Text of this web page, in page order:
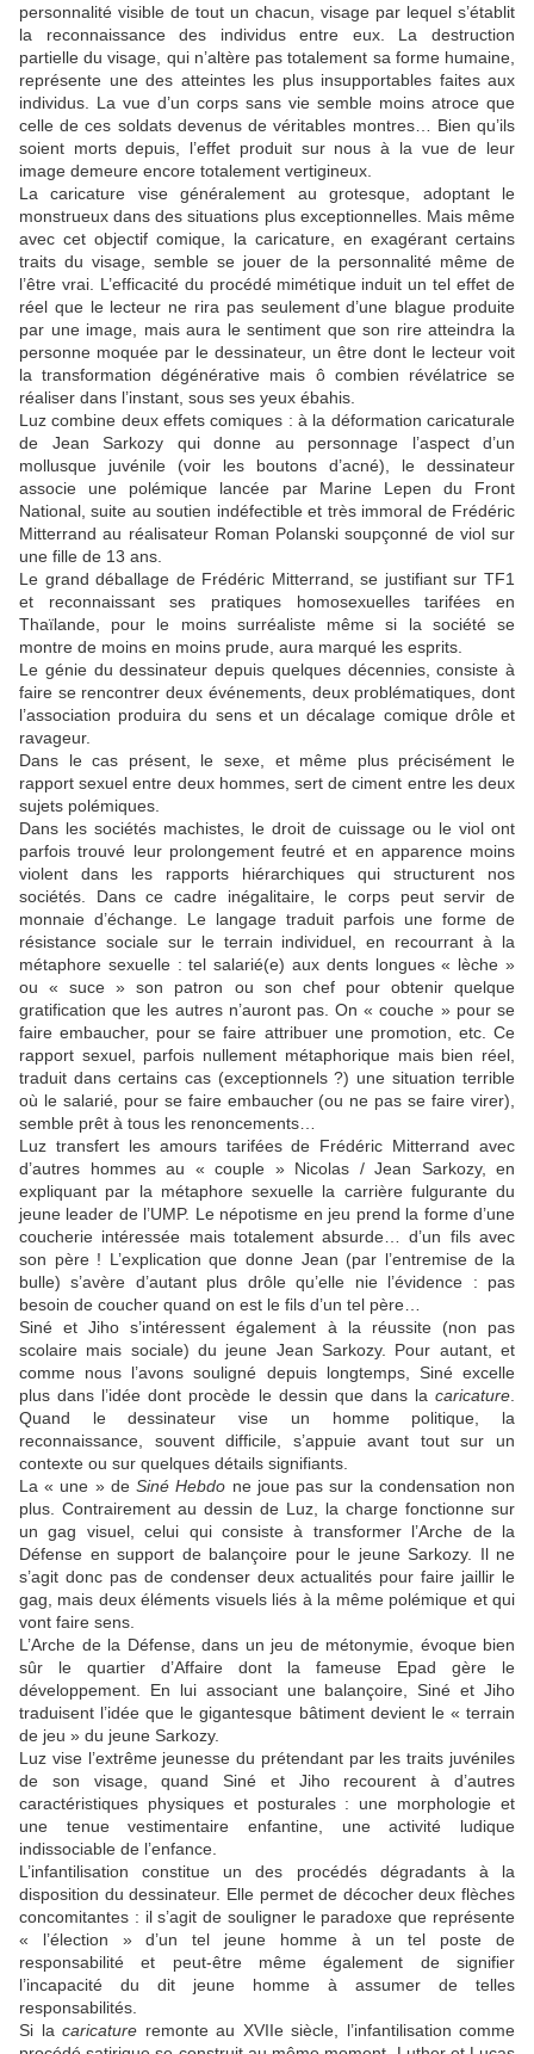
personnalité visible de tout un chacun, visage par lequel s’établit
la reconnaissance des individus entre eux. La destruction
partielle du visage, qui n’altère pas totalement sa forme humaine,
représente une des atteintes les plus insupportables faites aux
individus. La vue d’un corps sans vie semble moins atroce que
celle de ces soldats devenus de véritables montres… Bien qu’ils
soient morts depuis, l’effet produit sur nous à la vue de leur
image demeure encore totalement vertigineux.
La caricature vise généralement au grotesque, adoptant le
monstrueux dans des situations plus exceptionnelles. Mais même
avec cet objectif comique, la caricature, en exagérant certains
traits du visage, semble se jouer de la personnalité même de
l’être vrai. L’efficacité du procédé mimétique induit un tel effet de
réel que le lecteur ne rira pas seulement d’une blague produite
par une image, mais aura le sentiment que son rire atteindra la
personne moquée par le dessinateur, un être dont le lecteur voit
la transformation dégénérative mais ô combien révélatrice se
réaliser dans l’instant, sous ses yeux ébahis.
Luz combine deux effets comiques : à la déformation caricaturale
de Jean Sarkozy qui donne au personnage l’aspect d’un
mollusque juvénile (voir les boutons d’acné), le dessinateur
associe une polémique lancée par Marine Lepen du Front
National, suite au soutien indéfectible et très immoral de Frédéric
Mitterrand au réalisateur Roman Polanski soupçonné de viol sur
une fille de 13 ans.
Le grand déballage de Frédéric Mitterrand, se justifiant sur TF1
et reconnaissant ses pratiques homosexuelles tarifées en
Thaïlande, pour le moins surréaliste même si la société se
montre de moins en moins prude, aura marqué les esprits.
Le génie du dessinateur depuis quelques décennies, consiste à
faire se rencontrer deux événements, deux problématiques, dont
l’association produira du sens et un décalage comique drôle et
ravageur.
Dans le cas présent, le sexe, et même plus précisément le
rapport sexuel entre deux hommes, sert de ciment entre les deux
sujets polémiques.
Dans les sociétés machistes, le droit de cuissage ou le viol ont
parfois trouvé leur prolongement feutré et en apparence moins
violent dans les rapports hiérarchiques qui structurent nos
sociétés. Dans ce cadre inégalitaire, le corps peut servir de
monnaie d’échange. Le langage traduit parfois une forme de
résistance sociale sur le terrain individuel, en recourrant à la
métaphore sexuelle : tel salarié(e) aux dents longues « lèche »
ou « suce » son patron ou son chef pour obtenir quelque
gratification que les autres n’auront pas. On « couche » pour se
faire embaucher, pour se faire attribuer une promotion, etc. Ce
rapport sexuel, parfois nullement métaphorique mais bien réel,
traduit dans certains cas (exceptionnels ?) une situation terrible
où le salarié, pour se faire embaucher (ou ne pas se faire virer),
semble prêt à tous les renoncements…
Luz transfert les amours tarifées de Frédéric Mitterrand avec
d’autres hommes au « couple » Nicolas / Jean Sarkozy, en
expliquant par la métaphore sexuelle la carrière fulgurante du
jeune leader de l’UMP. Le népotisme en jeu prend la forme d’une
coucherie intéressée mais totalement absurde… d’un fils avec
son père ! L’explication que donne Jean (par l’entremise de la
bulle) s’avère d’autant plus drôle qu’elle nie l’évidence : pas
besoin de coucher quand on est le fils d’un tel père…
Siné etJiho s’intéressent également à la réussite (non pas
scolaire mais sociale) du jeune Jean Sarkozy. Pour autant, et
comme nous l’avons souligné depuis longtemps, Sinéexcelle
plus dans l’idée dont procède le dessin que dans la caricature
Quand le dessinateur vise un homme politique, la
reconnaissance, souvent difficile, s’appuie avant tout sur un
contexte ou sur quelques détails signifiants.
La « une » deSiné Hebdo ne joue pas sur la condensation non
plus. Contrairement au dessin de Luz , la charge fonctionne sur
un gag visuel, celui qui consiste à transformer l’Arche de la
Défense en support de balançoire pour le jeune Sarkozy. Il ne
s’agit donc pas de condenser deux actualités pour faire jaillir le
gag, mais deux éléments visuels liés à la même polémique et qui
vont faire sens.
L’Arche de la Défense, dans un jeu de métonymie, évoque bien
sûr le quartier d’Affaire dont la fameuse Epad gère le
développement. En lui associant une balançoire,Siné et Jiho
traduisent l’idée que le gigantesque bâtiment devient le « terrain
de jeu » du jeune Sarkozy.
Luz vise l’extrême jeunesse du prétendant par les traits juvéniles
de son visage, quandSiné et Jihorecourent à d’autres
caractéristiques physiques et posturales : une morphologie et
une tenue vestimentaire enfantine, une activité ludique
indissociable de l’enfance.
L’infantilisation constitue un des procédés dégradants à la
disposition du dessinateur. Elle permet de décocher deux flèches
concomitantes : il s’agit de souligner le paradoxe que représente
« l’élection » d’un tel jeune homme à un tel poste de
responsabilité et peut-être même également de signifier
l’incapacité du dit jeune homme à assumer de telles
responsabilités.
Si la caricature remonte au XVIIe siècle, l’infantilisation comme